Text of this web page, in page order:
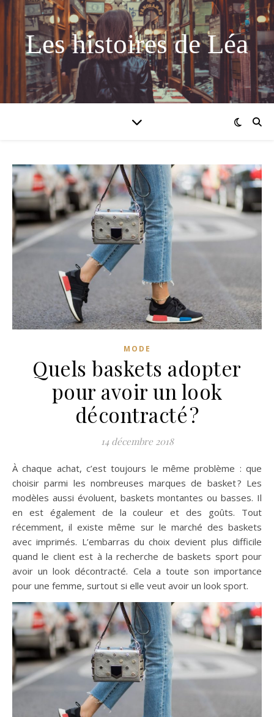
Les histoires de Léa
MODE
Quels baskets adopter
pour avoir un look
décontracté ?
14 décembre 2018
À chaque achat, c’est toujours le même problème : que
choisir parmi les nombreuses marques de basket ? Les
modèles aussi évoluent, baskets montantes ou basses. Il
en est également de la couleur et des goûts. Tout
récemment, il existe même sur le marché des baskets
avec imprimés. L’embarras du choix devient plus difficile
quand le client est à la recherche de baskets sport pour
avoir un look décontracté. Cela a toute son importance
pour une femme, surtout si elle veut avoir un look sport.